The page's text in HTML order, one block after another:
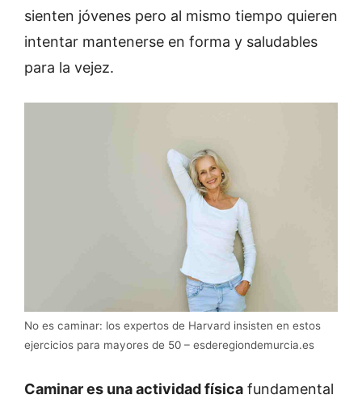
sienten jóvenes pero al mismo tiempo quieren
intentar mantenerse en forma y saludables
para la vejez.
No es caminar: los expertos de Harvard insisten en estos
ejercicios para mayores de 50 – esderegiondemurcia.es
Caminar es una actividad física fundamental